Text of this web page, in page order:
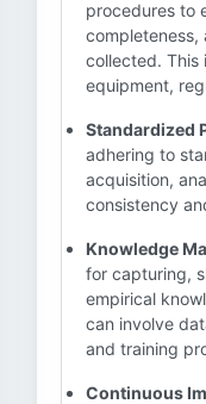
procedures to
completeness,
collected. This
equipment,
Standardized
adhering to
acquisition,
consistency
Knowledge
for capturing,
empirical
can involve
and training
Continuous